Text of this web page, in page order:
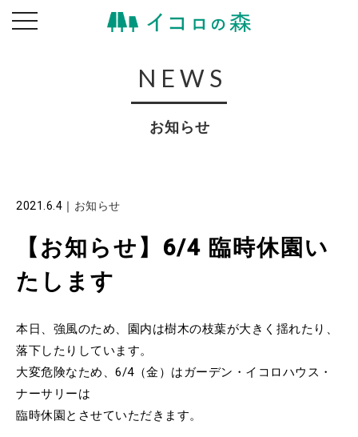
toggle
navigation
NEWS
お知らせ
2021.6.4 ｜ お知らせ
【お知らせ】6/4 臨時休園い
たします
本日、強風のため、園内は樹木の枝葉が大きく揺れたり、
落下したりしています。
大変危険なため、6/4（金）はガーデン・イコロハウス・
ナーサリーは
臨時休園とさせていただきます。